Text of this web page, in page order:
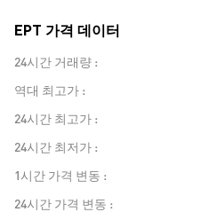
EPT 가격 데이터
24시간 거래량
역대 최고가
24시간 최고가
24시간 최저가
1시간 가격 변동
24시간 가격 변동